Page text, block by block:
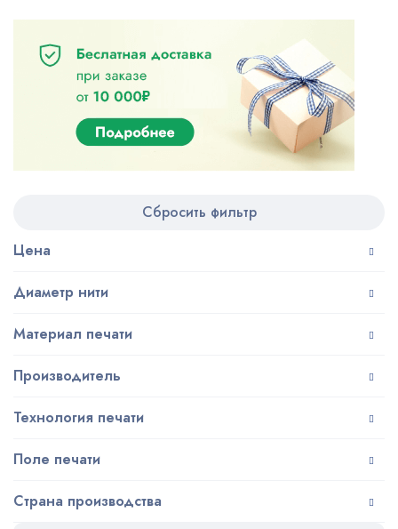
Сбросить фильтр
Цена
Диаметр нити
Материал печати
Производитель
Технология печати
Поле печати
Страна производства